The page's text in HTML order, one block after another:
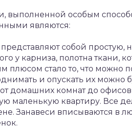
выполненной особым
являются:
собой простую,
у карниза, полотна ткани,
плюсом стало то, что можно
и опускать их можно
домашних комнат до
маленькую квартиру. Все
Занавеси вписываются в